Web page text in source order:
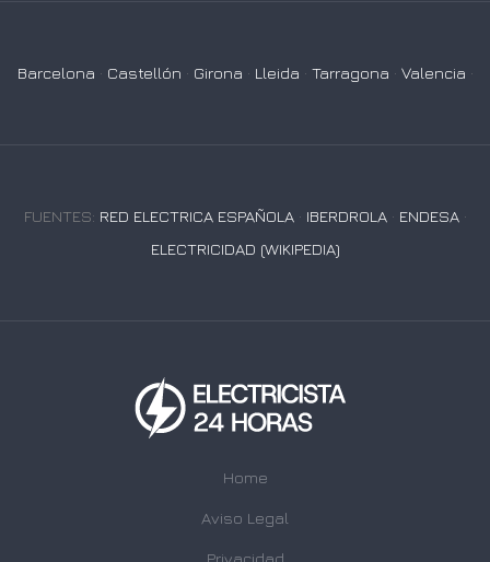
Barcelona · Castellón · Girona · Lleida · Tarragona · Valencia ·
FUENTES: RED ELECTRICA ESPAÑOLA· IBERDROLA· ENDESA·
ELECTRICIDAD (WIKIPEDIA)
Home
Aviso Legal
Privacidad